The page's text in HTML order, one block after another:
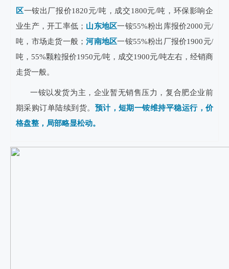
区一铵出厂报价1820元/吨，成交1800元/吨，环保影响企
业生产，开工率低； 山东地区一铵55%粉出库报价2000元/
吨，市场走货一般；河南地区一铵55%粉出厂报价1900元/
吨，55%颗粒报价1950元/吨，成交1900元/吨左右，经销商
走货一般。
一铵以发货为主，企业暂无销售压力，复合肥企业前
期采购订单陆续到货。 预计，短期一铵维持平稳运行，价
格盘整，局部略显松动。